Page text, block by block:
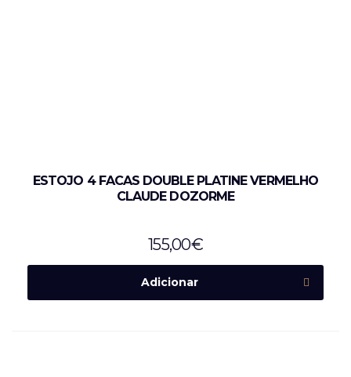
ESTOJO 4 FACAS DOUBLE PLATINE VERMELHO
CLAUDE DOZORME
155,00€
Adicionar